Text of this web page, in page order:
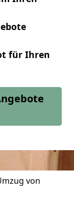
für Ihren
von